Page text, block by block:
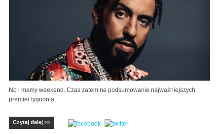
No i mamy weekend. Czas zatem na podsumowanie najważniejszych
premier tygodnia.
Czytaj dalej >>